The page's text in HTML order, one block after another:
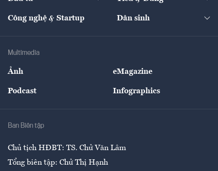
Tư vấn
Thị trường
Nông sản
Giải trí
Công nghệ & Startup Dân sinh
Multimedia
Ảnh eMagazine
Podcast Infographics
Ban Biên tập
Chủ tịch HĐBT: TS. Chử Văn Lâm
Tổng biên tập: Chử Thị Hạnh